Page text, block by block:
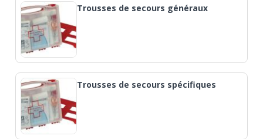
Trousses de secours généraux
Trousses de secours spécifiques